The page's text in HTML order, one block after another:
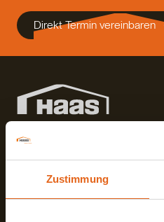
Zustimmung
Direkt Termin vereinbaren
Industriestraße 8
84326 Falkenberg
Fon
Fax